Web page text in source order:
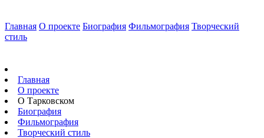
Главная О проекте Биография Фильмография Творческий
стиль
Главная
О проекте
О Тарковском
Биография
Фильмография
Творческий стиль